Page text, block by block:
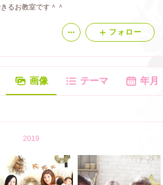
るお教室です＾＾
フォロー
画像 テーマ 年月
2019